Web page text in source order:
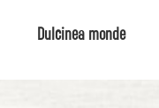
Dulcinea monde